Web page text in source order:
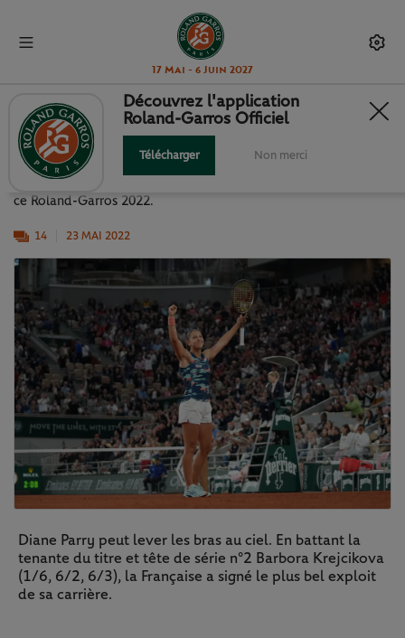
17 Mai - 6 Juin 2027
LA J2 EN IMAGES
ce Roland-Garros 2022.
14 23 MAI 2022
Diane Parry peut lever les bras au ciel. En battant la
tenante du titre et tête de série n°2 Barbora Krejcikova
(1/6, 6/2, 6/3), la Française a signé le plus bel exploit
de sa carrière.
Découvrez l'application
Roland-Garros Officiel
Télécharger Non merci